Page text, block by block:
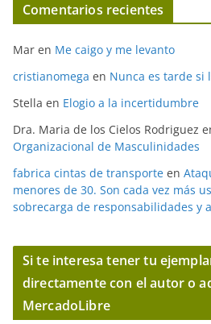
Comentarios recientes
Mar en Me caigo y me levanto
cristianomega en Nunca es tarde si
Stella en Elogio a la incertidumbre
Dra. Maria de los Cielos Rodriguez
Organizacional de Masculinidades
fabrica cintas de transporte en
menores de 30. Son cada vez más
sobrecarga de responsabilidades y
Si te interesa tener tu
directamente con el autor o
MercadoLibre